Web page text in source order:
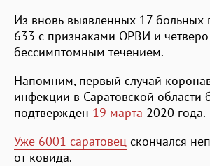
Из вновь выявленных 17 больных
633 с признаками ОРВИ и
бессимптомным течением.
Напомним, первый случай
инфекции в Саратовской области
подтвержден 19 марта 2020 года.
Уже 6001 саратовец скончался
от ковида.